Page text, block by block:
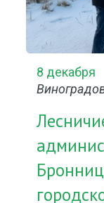
8 декабря